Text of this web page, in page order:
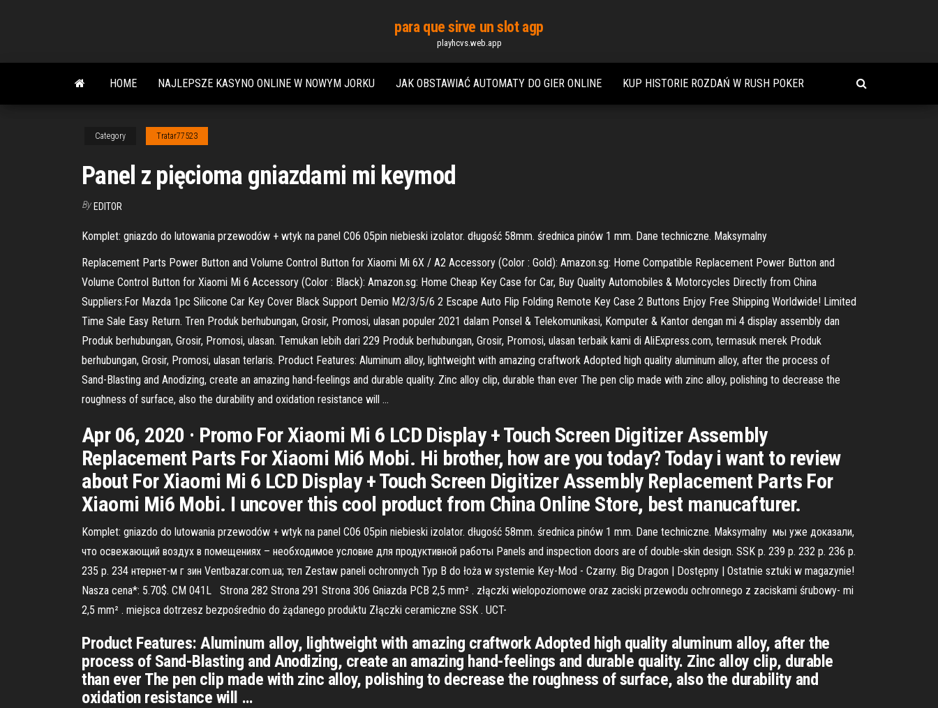
content
para que sirve un slot agp
playhcvs.web.app
HOME NAJLEPSZE KASYNO ONLINE W NOWYM JORKU JAK OBSTAWIAĆ AUTOMATY DO GIER ONLINE KUP HISTORIE ROZDAŃ W RUSH POKER
Category Tratar77523
Panel z pięcioma gniazdami mi keymod
By EDITOR
Komplet: gniazdo do lutowania przewodów + wtyk na panel C06 05pin niebieski izolator. długość 58mm. średnica pinów 1 mm. Dane techniczne. Maksymalny
Replacement Parts Power Button and Volume Control Button for Xiaomi Mi 6X / A2 Accessory (Color : Gold): Amazon.sg: Home Compatible Replacement Power Button and
Volume Control Button for Xiaomi Mi 6 Accessory (Color : Black): Amazon.sg: Home Cheap Key Case for Car, Buy Quality Automobiles & Motorcycles Directly from China
Suppliers:For Mazda 1pc Silicone Car Key Cover Black Support Demio M2/3/5/6 2 Escape Auto Flip Folding Remote Key Case 2 Buttons Enjoy Free Shipping Worldwide! Limited
Time Sale Easy Return. Tren Produk berhubungan, Grosir, Promosi, ulasan populer 2021 dalam Ponsel & Telekomunikasi, Komputer & Kantor dengan mi 4 display assembly dan
Produk berhubungan, Grosir, Promosi, ulasan. Temukan lebih dari 229 Produk berhubungan, Grosir, Promosi, ulasan terbaik kami di AliExpress.com, termasuk merek Produk
berhubungan, Grosir, Promosi, ulasan terlaris. Product Features: Aluminum alloy, lightweight with amazing craftwork Adopted high quality aluminum alloy, after the process of
Sand-Blasting and Anodizing, create an amazing hand-feelings and durable quality. Zinc alloy clip, durable than ever The pen clip made with zinc alloy, polishing to decrease the
roughness of surface, also the durability and oxidation resistance will …
Apr 06, 2020 · Promo For Xiaomi Mi 6 LCD Display + Touch Screen Digitizer Assembly
Replacement Parts For Xiaomi Mi6 Mobi. Hi brother, how are you today? Today i want to review
about For Xiaomi Mi 6 LCD Display + Touch Screen Digitizer Assembly Replacement Parts For
Xiaomi Mi6 Mobi. I uncover this cool product from China Online Store, best manucafturer.
Komplet: gniazdo do lutowania przewodów + wtyk na panel C06 05pin niebieski izolator. długość 58mm. średnica pinów 1 mm. Dane techniczne. Maksymalny мы уже доказали,
что освежающий воздух в помещениях – необходимое условие для продуктивной работы Panels and inspection doors are of double-skin design. SSK p. 239 p. 232 p. 236 p.
235 p. 234 нтернет-м г зин Ventbazar.com.ua; тел Zestaw paneli ochronnych Typ B do łoża w systemie Key-Mod - Czarny. Big Dragon | Dostępny | Ostatnie sztuki w magazynie!
Nasza cena*: 5.70$. CM 041L Strona 282 Strona 291 Strona 306 Gniazda PCB 2,5 mm² . złączki wielopoziomowe oraz zaciski przewodu ochronnego z zaciskami śrubowy- mi
2,5 mm² . miejsca dotrzesz bezpośrednio do żądanego produktu Złączki ceramiczne SSK . UCT-
Product Features: Aluminum alloy, lightweight with amazing craftwork Adopted high quality aluminum alloy, after the
process of Sand-Blasting and Anodizing, create an amazing hand-feelings and durable quality. Zinc alloy clip, durable
than ever The pen clip made with zinc alloy, polishing to decrease the roughness of surface, also the durability and
oxidation resistance will …